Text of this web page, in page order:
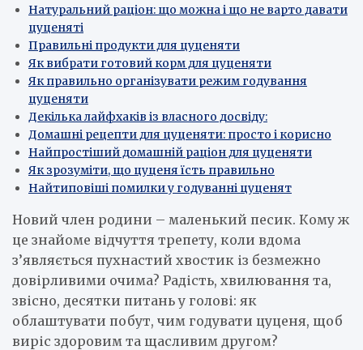
Натуральний раціон: що можна і що не варто давати
цуценяті
Правильні продукти для цуценяти
Як вибрати готовий корм для цуценяти
Як правильно організувати режим годування
цуценяти
Декілька лайфхаків із власного досвіду:
Домашні рецепти для цуценяти: просто і корисно
Найпростіший домашній раціон для цуценяти
Як зрозуміти, що цуценя їсть правильно
Найтиповіші помилки у годуванні цуценят
Новий член родини – маленький песик. Кому ж
це знайоме відчуття трепету, коли вдома
з’являється пухнастий хвостик із безмежно
довірливими очима? Радість, хвилювання та,
звісно, десятки питань у голові: як
облаштувати побут, чим годувати цуценя, щоб
виріс здоровим та щасливим другом?